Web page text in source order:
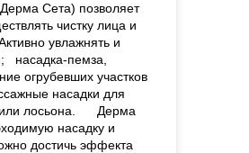
Сета) позволяет
чистку лица и
увлажнять и
пемза,
огрубевших участков
насадки для
или лосьона. Дерма
насадку и
достичь эффекта